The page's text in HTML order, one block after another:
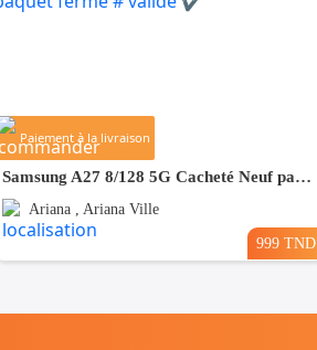
Paiement à la livraison
Samsung A27 8/128 5G Cacheté Neuf paquet fermé # validé ✔️
Ariana , Ariana Ville
999 TND